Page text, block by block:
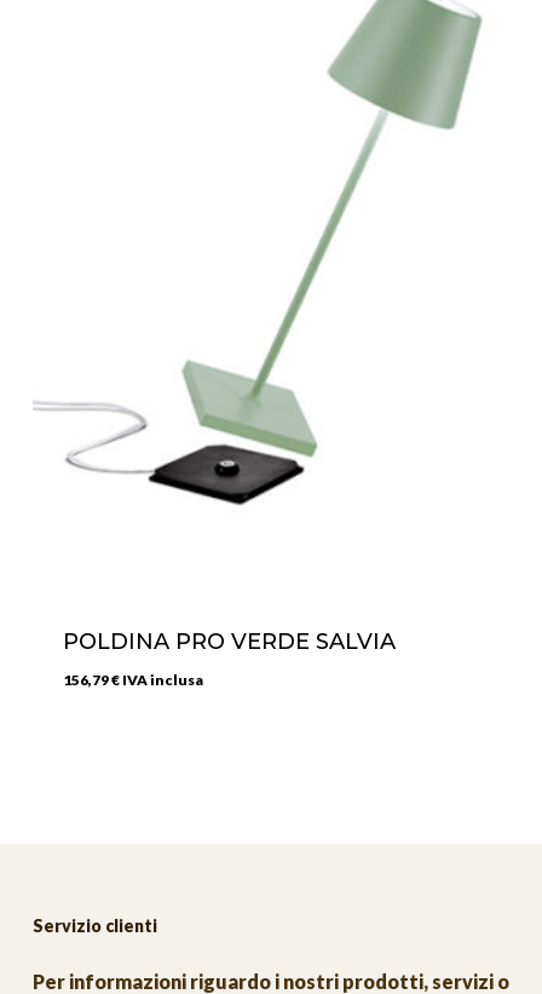
POLDINA PRO VERDE SALVIA
156,79€ IVA inclusa
Servizio clienti
Per informazioni riguardo i nostri prodotti, servizi o